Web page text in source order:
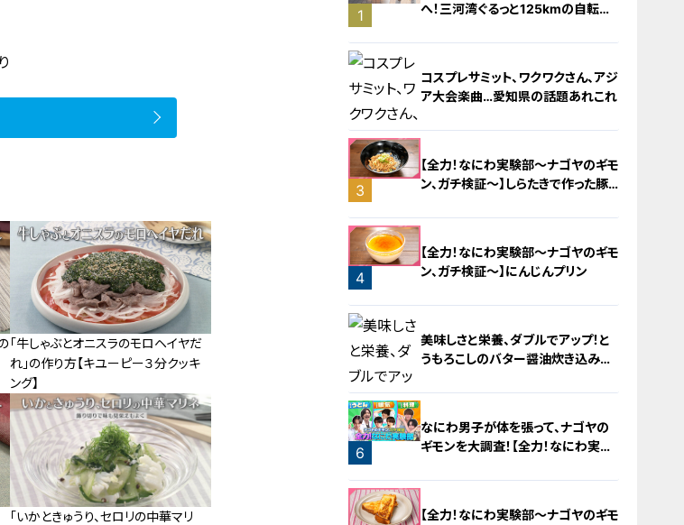
「牛しゃぶとオニスラのモロヘイヤだ
れ」の作り方【キユーピー３分クッキ
ング】
「いかときゅうり、セロリの中華マリ
1
へ！三河湾ぐるっと125kmの自転車
2
コスプレサミット、ワクワクさん、アジ
ア大会楽曲…愛知県の話題あれこれ
3
【全力！なにわ実験部～ナゴヤのギモ
ン、ガチ検証～】しらたきで作った豚
4
【全力！なにわ実験部～ナゴヤのギモ
ン、ガチ検証～】にんじんプリン
5
美味しさと栄養、ダブルでアップ！と
うもろこしのバター醤油炊き込みご
6
なにわ男子が体を張って、ナゴヤの
ギモンを大調査！【全力！なにわ実験
【全力！なにわ実験部～ナゴヤのギモ